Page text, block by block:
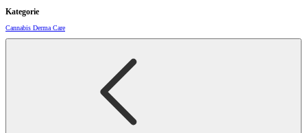
Kategorie
Cannabis Derma Care